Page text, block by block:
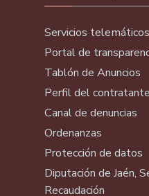
Servicios telemáticos
Portal de
Tablón de Anuncios
Perfil del contratante
Canal de denuncias
Ordenanzas
Protección de datos
Diputación de Jaén,
Recaudación